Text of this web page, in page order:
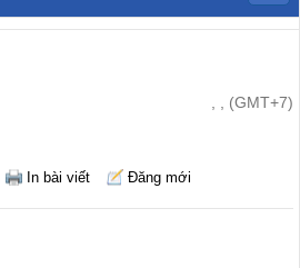
, , (GMT+7)
In bài viết Đăng mới